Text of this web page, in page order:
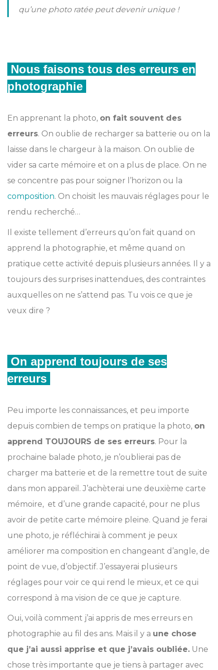
qu’une photo ratée peut devenir unique !
Nous faisons tous des erreurs en
photographie
En apprenant la photo, on fait souvent des
erreurs. On oublie de recharger sa batterie ou on la
laisse dans le chargeur à la maison. On oublie de
vider sa carte mémoire et on a plus de place. On ne
se concentre pas pour soigner l’horizon ou la
composition. On choisit les mauvais réglages pour le
rendu recherché…
Il existe tellement d’erreurs qu’on fait quand on
apprend la photographie, et même quand on
pratique cette activité depuis plusieurs années. Il y a
toujours des surprises inattendues, des contraintes
auxquelles on ne s’attend pas. Tu vois ce que je
veux dire ?
On apprend toujours de ses
erreurs
Peu importe les connaissances, et peu importe
depuis combien de temps on pratique la photo, on
apprend TOUJOURS de ses erreurs. Pour la
prochaine balade photo, je n’oublierai pas de
charger ma batterie et de la remettre tout de suite
dans mon appareil. J’achèterai une deuxième carte
mémoire, et d’une grande capacité, pour ne plus
avoir de petite carte mémoire pleine. Quand je ferai
une photo, je réfléchirai à comment je peux
améliorer ma composition en changeant d’angle, de
point de vue, d’objectif. J’essayerai plusieurs
réglages pour voir ce qui rend le mieux, et ce qui
correspond à ma vision de ce que je capture.
Oui, voilà comment j’ai appris de mes erreurs en
photographie au fil des ans. Mais il y a une chose
que j’ai aussi apprise et que j’avais oubliée. Une
chose très importante que je tiens à partager avec